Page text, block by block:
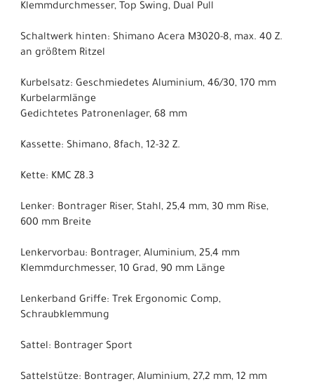
Klemmdurchmesser, Top Swing, Dual Pull
Schaltwerk hinten: Shimano Acera M3020-8, max. 40 Z.
an größtem Ritzel
Kurbelsatz: Geschmiedetes Aluminium, 46/30, 170 mm
Kurbelarmlänge
Gedichtetes Patronenlager, 68 mm
Kassette: Shimano, 8fach, 12-32 Z.
Kette: KMC Z8.3
Lenker: Bontrager Riser, Stahl, 25,4 mm, 30 mm Rise,
600 mm Breite
Lenkervorbau: Bontrager, Aluminium, 25,4 mm
Klemmdurchmesser, 10 Grad, 90 mm Länge
Lenkerband Griffe: Trek Ergonomic Comp,
Schraubklemmung
Sattel: Bontrager Sport
Sattelstütze: Bontrager, Aluminium, 27,2 mm, 12 mm